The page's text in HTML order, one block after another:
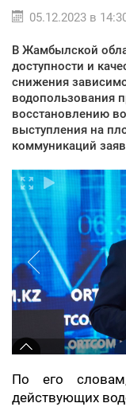
05.12.2023 в
В Жамбылской
доступности и
снижения
водопользования
восстановлению
выступления на
коммуникаций
По его
действующих